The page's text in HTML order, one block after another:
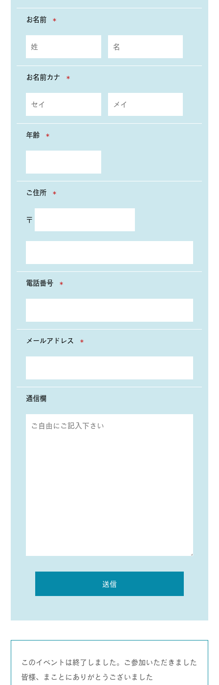
お名前 ＊
お名前カナ ＊
年齢 ＊
ご住所 ＊
〒
電話番号 ＊
メールアドレス ＊
通信欄
このイベントは終了しました。ご参加いただきました
皆様、まことにありがとうございました